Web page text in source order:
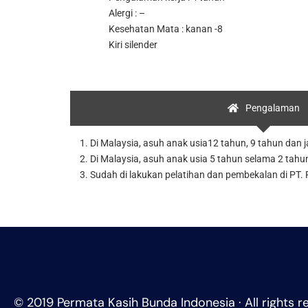
Alergi : –
Kesehatan Mata : kanan -8
Kiri silender
Pengalaman
1. Di Malaysia, asuh anak usia12 tahun, 9 tahun
2. Di Malaysia, asuh anak usia 5 tahun selama 2
3. Sudah di lakukan pelatihan dan pembekalan di
© 2019 Permata Kasih Bunda Indonesia · All rights